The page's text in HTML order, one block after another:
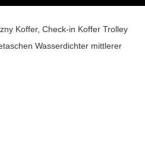
Koffer, Check-in Koffer Trolley
Wasserdichter mittlerer